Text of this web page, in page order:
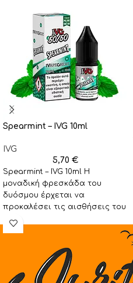
Spearmint – IVG 10ml
IVG
5,70 €
Spearmint – IVG 10ml Η
μοναδική φρεσκάδα του
δυόσμου έρχεται να
προκαλέσει τις αισθήσεις του
ατμιστή με μία διακριτική